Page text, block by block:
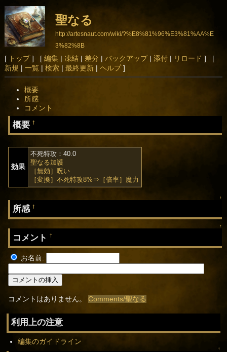
聖なる
http://artesnaut.com/wiki/?%E8%81%96%E3%81%AA%E
3%82%8B
[ トップ] [ 編集| 凍結| 差分 | バックアップ| 添付| リロード ] [
新規 | 一覧 | 検索| 最終更新| ヘルプ]
概要
所感
コメント
概要†
効果
不死特攻：40.0
聖なる加護
［無効］呪い
［変換］不死特攻8%⇒［倍率］魔力
↑
所感†
↑
コメント†
お名前:
コメントはありません。Comments/聖なる
利用上の注意
編集のガイドライン
↑